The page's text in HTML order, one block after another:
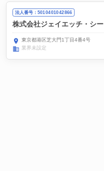
法人番号：5010401042866
株式会社ジェイエッチ・シー
東京都港区芝大門1丁目4番4号
業界未設定